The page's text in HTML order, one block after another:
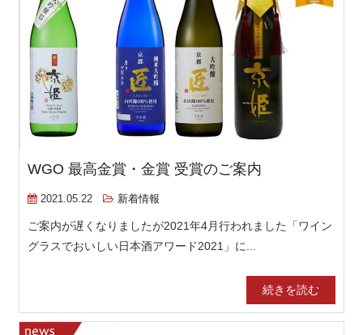
WGO 最高金賞・金賞 受賞のご案内
2021.05.22 新着情報
ご案内が遅くなりましたが2021年4月行われました「ワイン
グラスでおいしい日本酒アワード2021」に...
続きを読む